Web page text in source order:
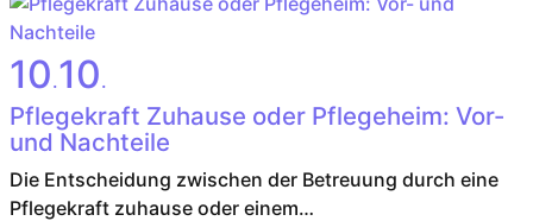
10.10.
Pflegekraft Zuhause oder Pflegeheim: Vor-
und Nachteile
Die Entscheidung zwischen der Betreuung durch eine
Pflegekraft zuhause oder einem…